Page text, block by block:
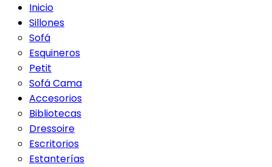
Inicio
Sillones
Sofá
Esquineros
Petit
Sofá Cama
Accesorios
Bibliotecas
Dressoire
Escritorios
Estanterías